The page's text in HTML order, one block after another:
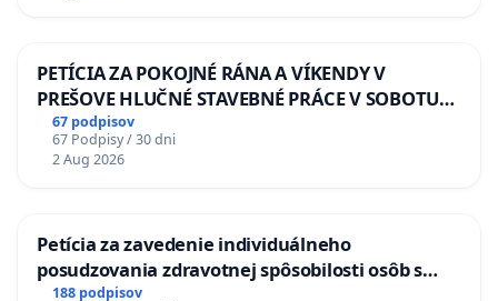
PETÍCIA ZA POKOJNÉ RÁNA A VÍKENDY V
PREŠOVE HLUČNÉ STAVEBNÉ PRÁCE V SOBOTU
LEN OD 9.00 DO 13.00 HOD., CEZ PRACOVNÝ
TÝŽDEŇ CIEĽ 8.00 – 18.00 HOD. A PRAVIDELNÁ
KONTROLA STAVBY C-AREA NA
67 podpisov
67 Podpisy / 30 dni
2 Aug 2026
Petícia za zavedenie individuálneho
posudzovania zdravotnej spôsobilosti osôb s
diabetom 1. a 2. typu pri prijímaní do
188 podpisov